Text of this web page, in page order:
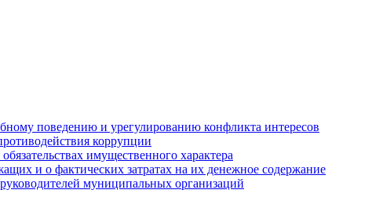
поведению и урегулированию конфликта интересов
коррупции
имущественного характера
и о фактических затратах на их денежное содержание
муниципальных организаций